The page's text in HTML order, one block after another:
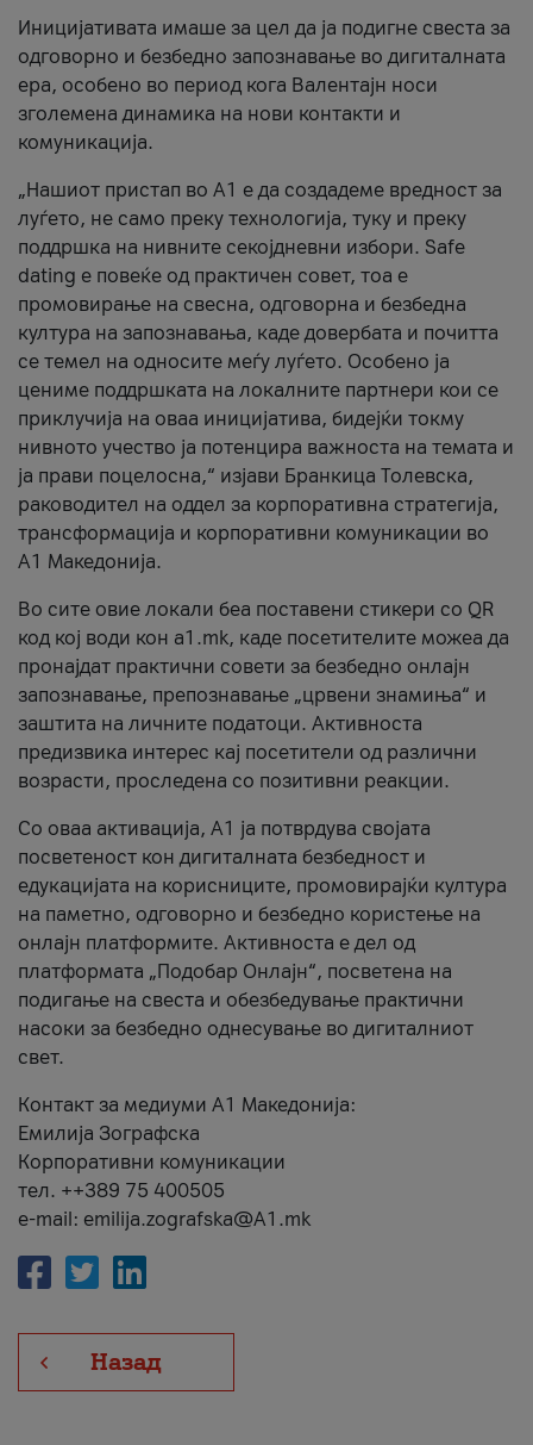
Иницијативата имаше за цел да ја подигне свеста за
одговорно и безбедно запознавање во дигиталната
ера, особено во период кога Валентајн носи
зголемена динамика на нови контакти и
комуникација.
„Нашиот пристап во А1 е да создадеме вредност за
луѓето, не само преку технологија, туку и преку
поддршка на нивните секојдневни избори. Safe
dating е повеќе од практичен совет, тоа е
промовирање на свесна, одговорна и безбедна
култура на запознавања, каде довербата и почитта
се темел на односите меѓу луѓето. Особено ја
цениме поддршката на локалните партнери кои се
приклучија на оваа иницијатива, бидејќи токму
нивното учество ја потенцира важноста на темата и
ја прави поцелосна,“ изјави Бранкица Толевска,
раководител на оддел за корпоративна стратегија,
трансформација и корпоративни комуникации во
А1 Македонија.
Во сите овие локали беа поставени стикери со QR
код кој води кон a1.mk, каде посетителите можеа да
пронајдат практични совети за безбедно онлајн
запознавање, препознавање „црвени знамиња“ и
заштита на личните податоци. Активноста
предизвика интерес кај посетители од различни
возрасти, проследена со позитивни реакции.
Со оваа активација, А1 ја потврдува својата
посветеност кон дигиталната безбедност и
едукацијата на корисниците, промовирајќи култура
на паметно, одговорно и безбедно користење на
онлајн платформите. Активноста е дел од
платформата „Подобар Онлајн“, посветена на
подигање на свеста и обезбедување практични
насоки за безбедно однесување во дигиталниот
свет.
Контакт за медиуми А1 Македонија:
Емилија Зографска
Корпоративни комуникации
тел. ++389 75 400505
e-mail: emilija.zografska@A1.mk
Назад